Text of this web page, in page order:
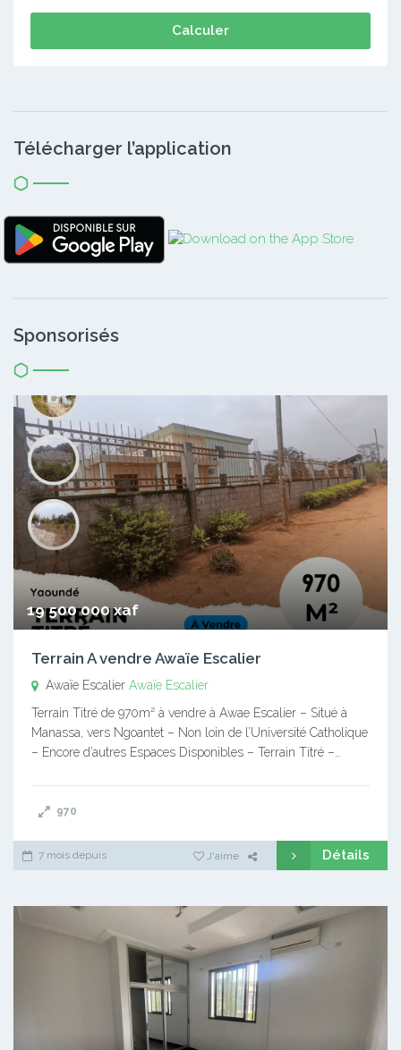
Calculer
Télécharger l’application
Sponsorisés
19 500 000 xaf
Terrain A vendre Awaïe Escalier
Awaïe Escalier Awaïe Escalier
Terrain Titré de 970m² à vendre à Awae Escalier – Situé à
Manassa, vers Ngoantet – Non loin de l’Université Catholique
– Encore d’autres Espaces Disponibles – Terrain Titré –…
970
7 mois depuis J'aime Détails